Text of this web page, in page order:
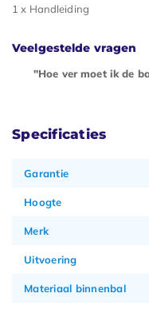
1 x Handleiding
Veelgestelde vragen
"Hoe ver moet ik de
Specificaties
Garantie
Hoogte
Merk
Uitvoering
Materiaal binnenbal